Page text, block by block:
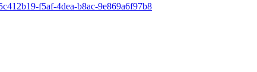
f5af-4dea-b8ac-9e869a6f97b8